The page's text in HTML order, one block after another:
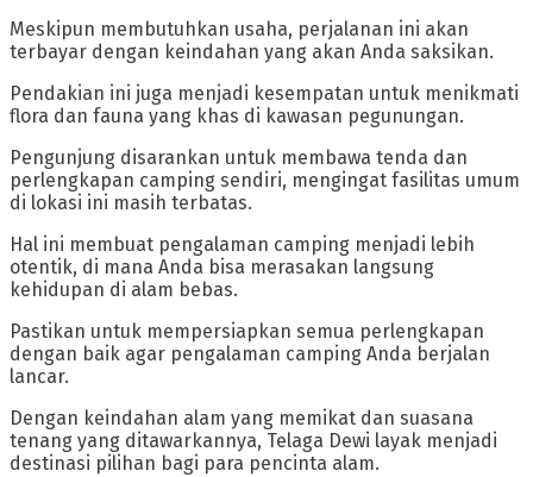
‎Meskipun membutuhkan usaha, perjalanan ini akan
terbayar dengan keindahan yang akan Anda saksikan.
‎Pendakian ini juga menjadi kesempatan untuk menikmati
flora dan fauna yang khas di kawasan pegunungan.
‎Pengunjung disarankan untuk membawa tenda dan
perlengkapan camping sendiri, mengingat fasilitas umum
di lokasi ini masih terbatas.
‎Hal ini membuat pengalaman camping menjadi lebih
otentik, di mana Anda bisa merasakan langsung
kehidupan di alam bebas.
‎Pastikan untuk mempersiapkan semua perlengkapan
dengan baik agar pengalaman camping Anda berjalan
lancar.
‎Dengan keindahan alam yang memikat dan suasana
tenang yang ditawarkannya, Telaga Dewi layak menjadi
destinasi pilihan bagi para pencinta alam.